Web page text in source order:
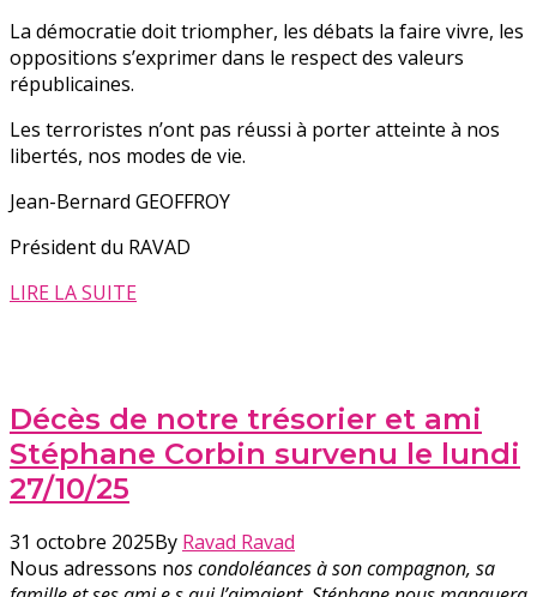
La démocratie doit triompher, les débats la faire vivre, les
oppositions s’exprimer dans le respect des valeurs
républicaines.
Les terroristes n’ont pas réussi à porter atteinte à nos
libertés, nos modes de vie.
Jean-Bernard GEOFFROY
Président du RAVAD
LIRE LA SUITE
Décès de notre trésorier et ami
Stéphane Corbin survenu le lundi
27/10/25
31 octobre 2025By Ravad Ravad
Nous adressons nos condoléances à son compagnon, sa